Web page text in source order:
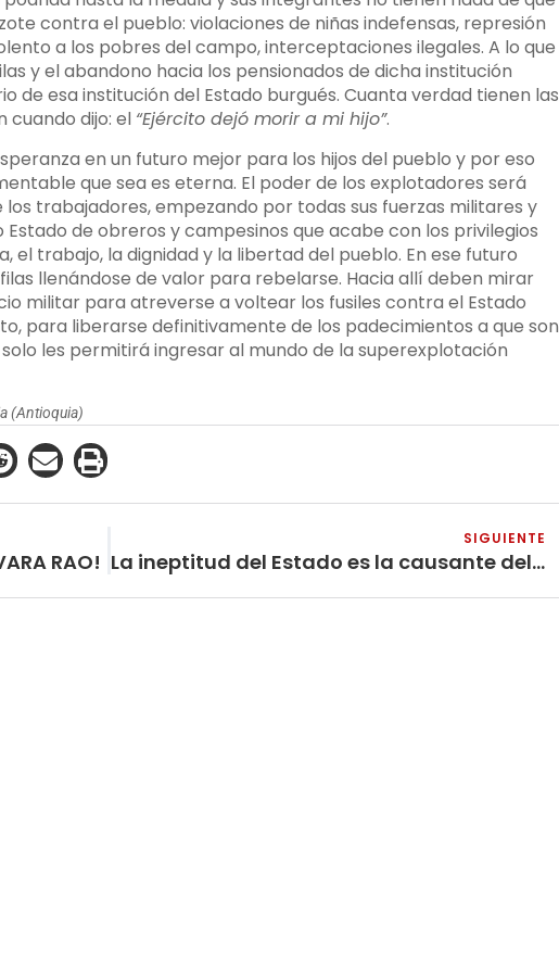
contra el pueblo: violaciones de niñas indefensas, represión
a los pobres del campo, interceptaciones ilegales. A lo que
y el abandono hacia los pensionados de dicha institución
de esa institución del Estado burgués. Cuanta verdad tienen las
cuando dijo: el “Ejército dejó morir a mi hijo”.
en un futuro mejor para los hijos del pueblo y por eso
que sea es eterna. El poder de los explotadores será
trabajadores, empezando por todas sus fuerzas militares y
de obreros y campesinos que acabe con los privilegios
el trabajo, la dignidad y la libertad del pueblo. En ese futuro
llenándose de valor para rebelarse. Hacia allí deben mirar
militar para atreverse a voltear los fusiles contra el Estado
para liberarse definitivamente de los padecimientos a que son
les permitirá ingresar al mundo de la superexplotación
(Antioquia)
RAO!
SIGUIENTE
La ineptitud del Estado es la causante del colapso de las UCI y de un nuevo confinamiento